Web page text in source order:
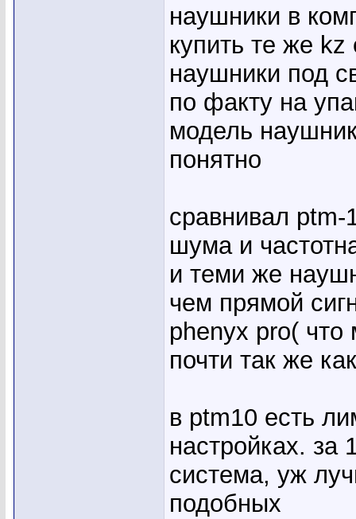
наушники в
купить те же
наушники под
по факту на
модель
понятно
сравнивал
шума и
и теми же
чем прямой
phenyx pro( что
почти так же
в ptm10 есть
настройках. за
система, уж
подобных